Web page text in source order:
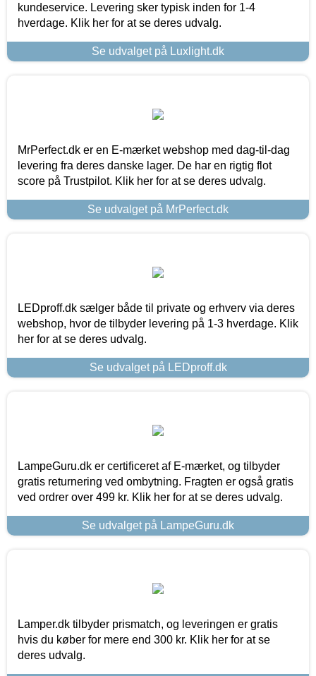
kundeservice. Levering sker typisk inden for 1-4
hverdage. Klik her for at se deres udvalg.
Se udvalget på Luxlight.dk
MrPerfect.dk er en E-mærket webshop med dag-til-dag
levering fra deres danske lager. De har en rigtig flot
score på Trustpilot. Klik her for at se deres udvalg.
Se udvalget på MrPerfect.dk
LEDproff.dk sælger både til private og erhverv via deres
webshop, hvor de tilbyder levering på 1-3 hverdage. Klik
her for at se deres udvalg.
Se udvalget på LEDproff.dk
LampeGuru.dk er certificeret af E-mærket, og tilbyder
gratis returnering ved ombytning. Fragten er også gratis
ved ordrer over 499 kr. Klik her for at se deres udvalg.
Se udvalget på LampeGuru.dk
Lamper.dk tilbyder prismatch, og leveringen er gratis
hvis du køber for mere end 300 kr. Klik her for at se
deres udvalg.